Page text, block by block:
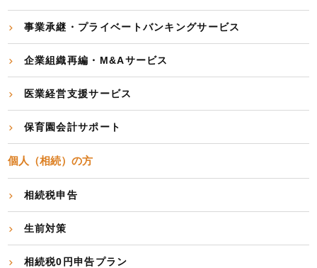
事業承継・プライベートバンキングサービス
企業組織再編・M&Aサービス
医業経営支援サービス
保育園会計サポート
個人（相続）の方
相続税申告
生前対策
相続税0円申告プラン